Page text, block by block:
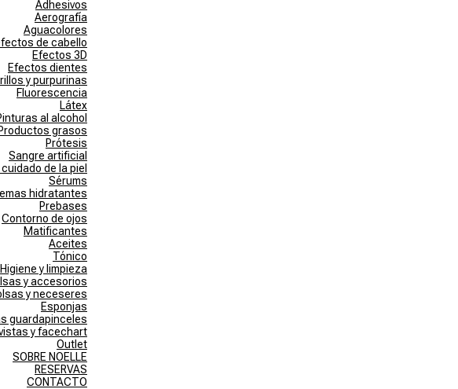
Adhesivos
Aerografía
Aguacolores
de cabello
Efectos 3D
Efectos dientes
y purpurinas
Fluorescencia
Látex
al alcohol
Productos grasos
Prótesis
Sangre artificial
de la piel
Sérums
hidratantes
Prebases
Contorno de ojos
Matificantes
Aceites
Tónico
Higiene y limpieza
y accesorios
y neceseres
Esponjas
guardapinceles
y facechart
Outlet
SOBRE NOELLE
RESERVAS
CONTACTO